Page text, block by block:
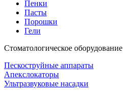
Пенки
Пасты
Порошки
Гели
Стоматологическое оборудование
Пескоструйные аппараты
Апекслокаторы
Ультразвуковые насадки